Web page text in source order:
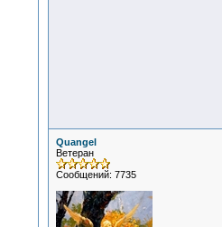
Quangel
Ветеран
Сообщений: 7735